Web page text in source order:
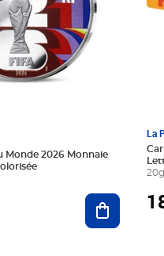
Monde 2026 Monnaie
Ajouter
La